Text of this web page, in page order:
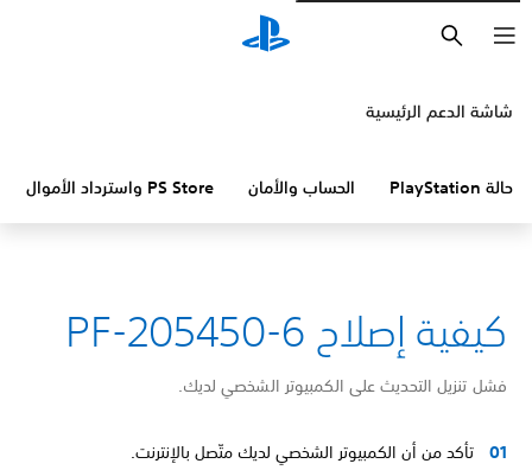
شاشة الدعم الرئيسية
حالة PlayStation الحساب والأمان PS Store واسترداد الأموال
كيفية إصلاح PF-205450-6
فشل تنزيل التحديث على الكمبيوتر الشخصي لديك.
تأكد من أن الكمبيوتر الشخصي لديك متّصل بالإنترنت.